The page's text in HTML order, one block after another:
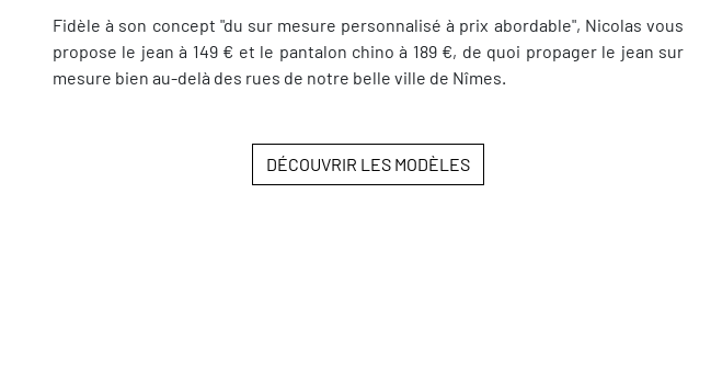
Fidèle à son concept "du sur mesure personnalisé à prix abordable", Nicolas vous
propose le jean à 149 € et le pantalon chino à 189 €, de quoi propager le jean sur
mesure bien au-delà des rues de notre belle ville de Nîmes.
DÉCOUVRIR LES MODÈLES